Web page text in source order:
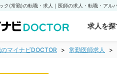
求人を探
マイナビDOCTOR 常勤医師求人